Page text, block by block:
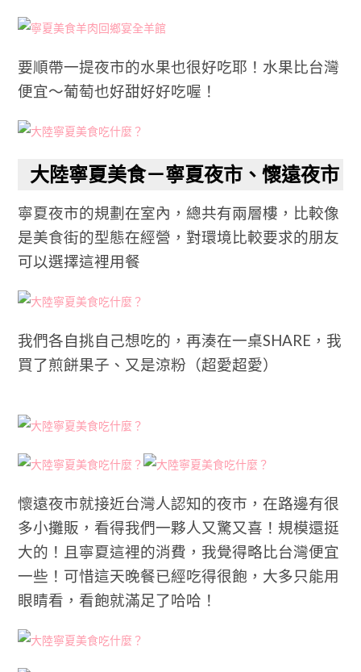
要順帶一提夜市的水果也很好吃耶！水果比台灣
便宜～葡萄也好甜好好吃喔！
大陸寧夏美食－寧夏夜市、懷遠夜市
寧夏夜市的規劃在室內，總共有兩層樓，比較像
是美食街的型態在經營，對環境比較要求的朋友
可以選擇這裡用餐
我們各自挑自己想吃的，再湊在一桌SHARE，我
買了煎餅果子、又是涼粉（超愛超愛）
懷遠夜市就接近台灣人認知的夜市，在路邊有很
多小攤販，看得我們一夥人又驚又喜！規模還挺
大的！且寧夏這裡的消費，我覺得略比台灣便宜
一些！可惜這天晚餐已經吃得很飽，大多只能用
眼睛看，看飽就滿足了哈哈！